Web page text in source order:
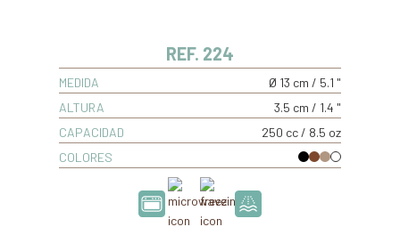
REF. 224
MEDIDA
Ø 13 cm / 5.1 "
ALTURA
3.5 cm / 1.4 "
CAPACIDAD
250 cc / 8.5 oz
COLORES